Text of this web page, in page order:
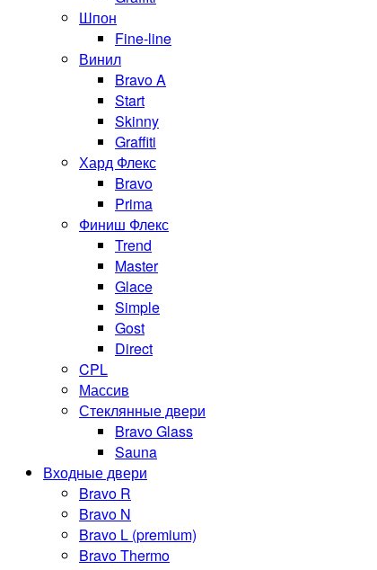
Шпон
Fine-line
Винил
Bravo A
Start
Skinny
Graffiti
Хард Флекс
Bravo
Prima
Финиш Флекс
Trend
Master
Glace
Simple
Gost
Direct
CPL
Массив
Стеклянные двери
Bravo Glass
Sauna
Входные двери
Bravo R
Bravo N
Bravo L (premium)
Bravo Thermo